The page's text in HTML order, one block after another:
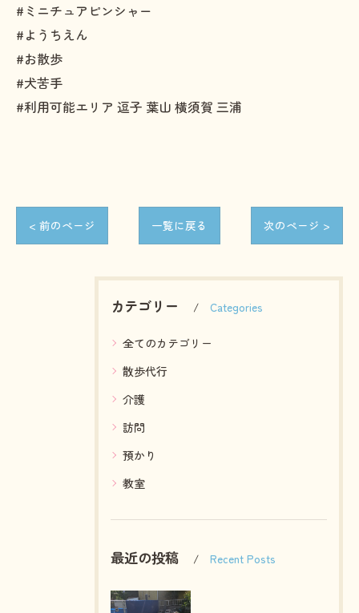
#ミニチュアピンシャー
#ようちえん
#お散歩
#犬苦手
#利用可能エリア 逗子 葉山 横須賀 三浦
< 前のページ 一覧に戻る 次のページ >
カテゴリー Categories
全てのカテゴリー
散歩代行
介護
訪問
預かり
教室
最近の投稿 Recent Posts